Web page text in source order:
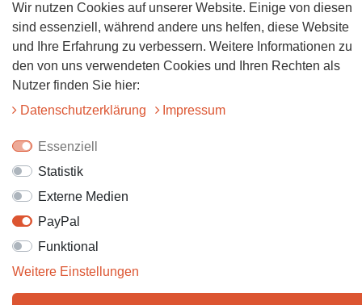
© 2025 Tiervitalshop | Webentwicklung & Webdesign
Wir nutzen Cookies auf unserer Website. Einige von diesen
sind essenziell, während andere uns helfen, diese Website
und Ihre Erfahrung zu verbessern. Weitere Informationen zu
den von uns verwendeten Cookies und Ihren Rechten als
Nutzer finden Sie hier:
Daten­schutz­erklärung
Impressum
Essenziell
Statistik
Externe Medien
PayPal
Funktional
Weitere Einstellungen